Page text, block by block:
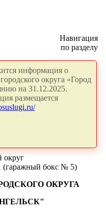
Навигация
по разделу
информация о
округа «Город
на 31.12.2025.
размещается
округ
(гаражный бокс № 5)
ОКРУГА